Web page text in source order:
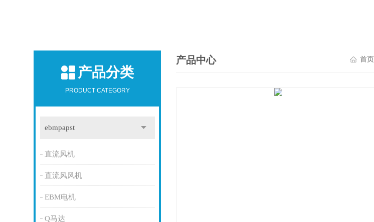
产品分类
PRODUCT CATEGORY
ebmpapst
直流风机
直流风风机
EBM电机
Q马达
产品中心 首页